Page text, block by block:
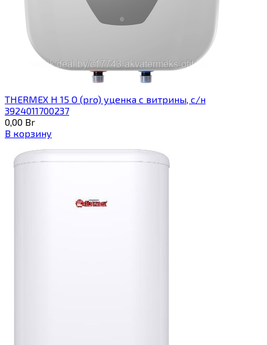
THERMEX H 15 O (pro) уценка с витрины, с/н
3924011700237
0,00 Br
В корзину